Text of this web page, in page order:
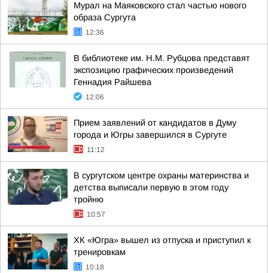
Мурал на Маяковского стал частью нового
образа Сургута
12:36
В библиотеке им. Н.М. Рубцова представят
экспозицию графических произведений
Геннадия Райшева
12:06
Прием заявлений от кандидатов в Думу
города и Югры завершился в Сургуте
11:12
В сургутском центре охраны материнства и
детства выписали первую в этом году
тройню
10:57
ХК «Югра» вышел из отпуска и приступил к
тренировкам
10:18